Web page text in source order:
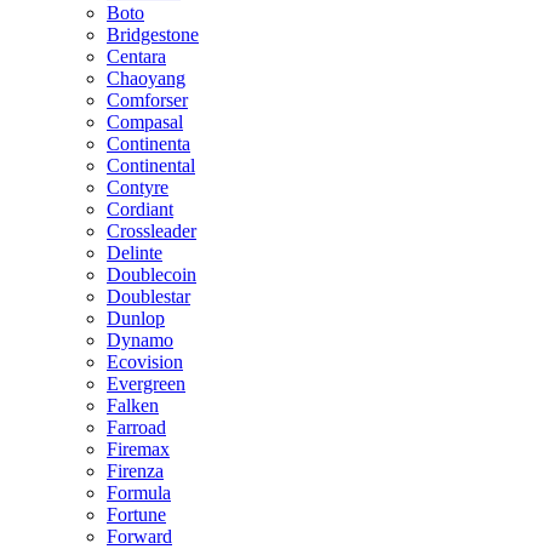
Boto
Bridgestone
Centara
Chaoyang
Comforser
Compasal
Continenta
Continental
Contyre
Cordiant
Crossleader
Delinte
Doublecoin
Doublestar
Dunlop
Dynamo
Ecovision
Evergreen
Falken
Farroad
Firemax
Firenza
Formula
Fortune
Forward